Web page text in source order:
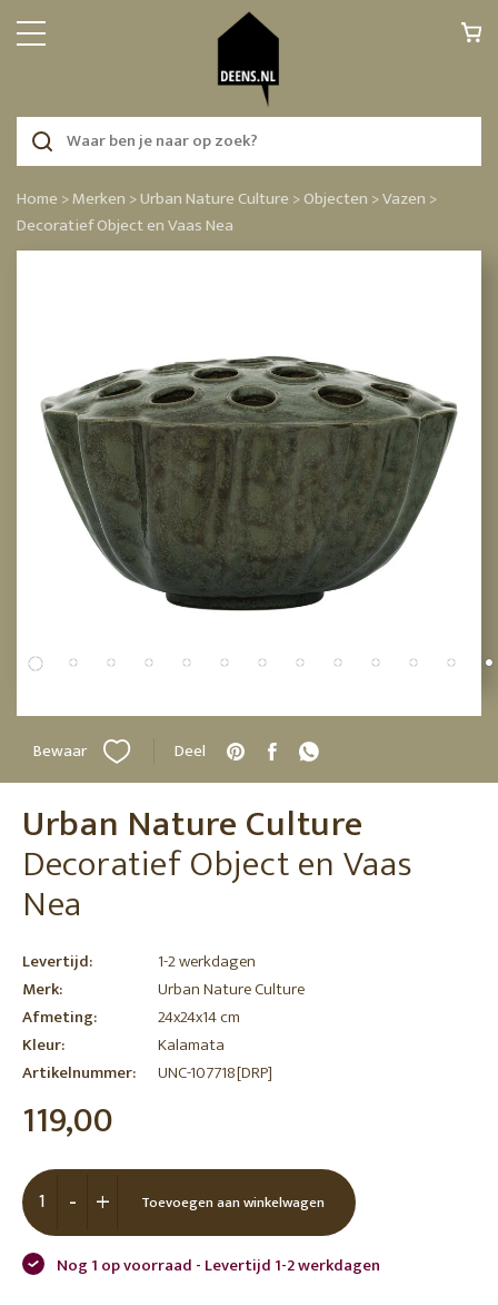
Home >Merken >Urban Nature Culture >Objecten >Vazen >
Decoratief Object en Vaas Nea
Bewaar Deel
Urban Nature Culture
Decoratief Object en Vaas
Nea
Levertijd:
1-2 werkdagen
Merk:
Urban Nature Culture
Afmeting:
24x24x14 cm
Kleur:
Kalamata
Artikelnummer:
UNC-107718[DRP]
119,00
+
- Toevoegen aan winkelwagen
Nog 1 op voorraad - Levertijd 1-2 werkdagen